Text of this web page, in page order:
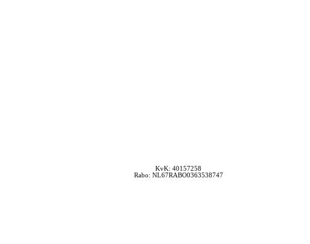
KvK: 40157258
Rabo: NL67RABO0363538747